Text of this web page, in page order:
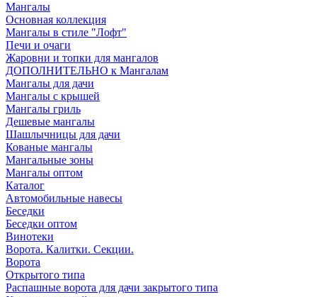
Мангалы
Основная коллекция
Мангалы в стиле "Лофт"
Печи и очаги
Жаровни и топки для мангалов
ДОПОЛНИТЕЛЬНО к Мангалам
Мангалы для дачи
Мангалы с крышей
Мангалы гриль
Дешевые мангалы
Шашлычницы для дачи
Кованые мангалы
Мангальные зоны
Мангалы оптом
Каталог
Автомобильные навесы
Беседки
Беседки оптом
Винотеки
Ворота. Калитки. Секции.
Ворота
Открытого типа
Распашные ворота для дачи закрытого типа